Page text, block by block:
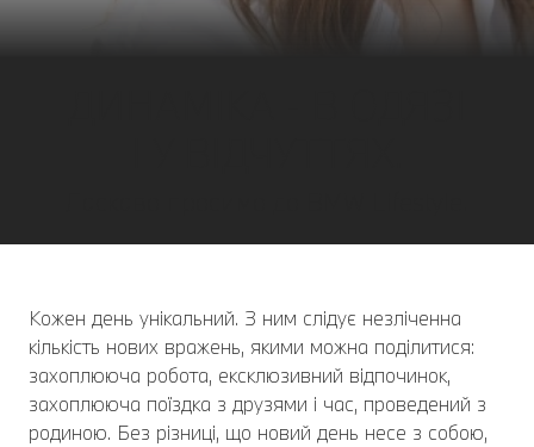
Кожен день унікальний. З ним слідує незліченна
кількість нових вражень, якими можна поділитися:
захоплююча робота, ексклюзивний відпочинок,
захоплююча поїздка з друзями і час, проведений з
родиною. Без різниці, що новий день несе з собою,